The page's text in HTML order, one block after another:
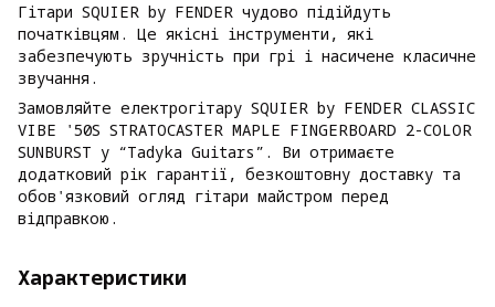
Гітари SQUIER by FENDER чудово підійдуть
початківцям. Це якісні інструменти, які
забезпечують зручність при грі і насичене класичне
звучання.
Замовляйте електрогітару SQUIER by FENDER CLASSIC
VIBE '50S STRATOCASTER MAPLE FINGERBOARD 2-COLOR
SUNBURST у “Tadyka Guitars”. Ви отримаєте
додатковий рік гарантії, безкоштовну доставку та
обов'язковий огляд гітари майстром перед
відправкою.
Характеристики